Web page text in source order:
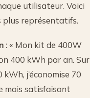
utilisateur. Voici
plus représentatifs.
: « Mon kit de 400W
400 kWh par an. Sur
j’économise 70
mais satisfaisant